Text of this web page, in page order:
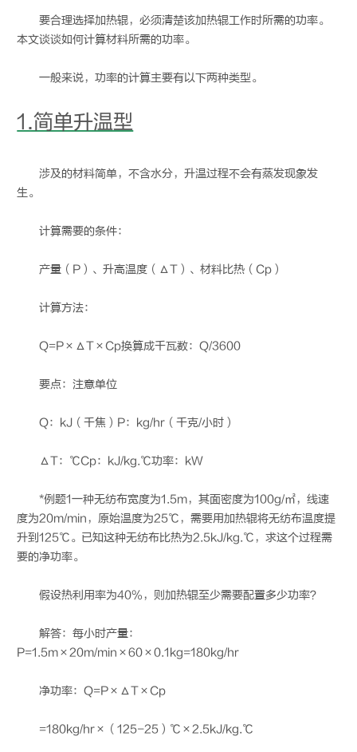
要合理选择加热辊，必须清楚该加热辊工作时所需的功率。
本文谈谈如何计算材料所需的功率。
一般来说，功率的计算主要有以下两种类型。
1.简单升温型
涉及的材料简单，不含水分，升温过程不会有蒸发现象发
生。
计算需要的条件：
产量（P）、升高温度（ΔT）、材料比热（Cp）
计算方法：
Q=P×ΔT×Cp换算成千瓦数：Q/3600
要点：注意单位
Q：kJ（千焦）P：kg/hr（千克/小时）
ΔT：℃Cp：kJ/kg.℃功率：kW
*例题1一种无纺布宽度为1.5m，其面密度为100g/㎡，线速
度为20m/min，原始温度为25℃，需要用加热辊将无纺布温度提
升到125℃。已知这种无纺布比热为2.5kJ/kg.℃，求这个过程需
要的净功率。
假设热利用率为40%，则加热辊至少需要配置多少功率？
解答：每小时产量：
P=1.5m×20m/min×60×0.1kg=180kg/hr
净功率：Q=P×ΔT×Cp
=180kg/hr×（125-25）℃×2.5kJ/kg.℃